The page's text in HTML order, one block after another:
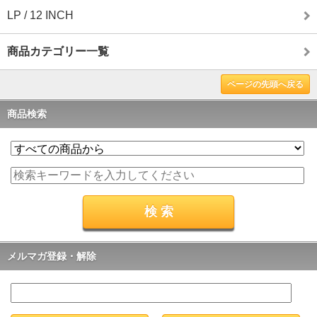
LP / 12 INCH
商品カテゴリー一覧
ページの先頭へ戻る
商品検索
メルマガ登録・解除